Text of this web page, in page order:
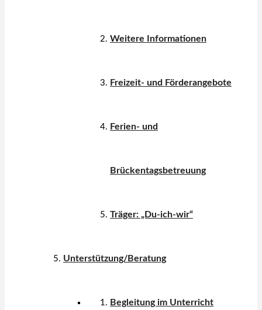
Weitere Informationen
Freizeit- und Förderangebote
Ferien- und
Brückentagsbetreuung
Träger: „Du-ich-wir“
Unterstützung/Beratung
Begleitung im Unterricht